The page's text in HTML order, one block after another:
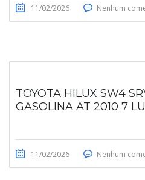
11/02/2026 Nenhum
TOYOTA HILUX SW4
GASOLINA AT 2010 7
11/02/2026 Nenhum